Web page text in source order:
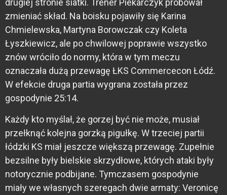
drugiej stronie siatki. Trener Piekarczyk próbował
zmieniać skład. Na boisku pojawiły się Karina
Chmielewska, Martyna Borowczak czy Koleta
Łyszkiewicz, ale po chwilowej poprawie wszystko
znów wróciło do normy, która w tym meczu
oznaczała dużą przewagę ŁKS Commercecon Łódź.
W efekcie druga partia wygrana została przez
gospodynie 25:14.
Każdy kto myślał, że gorzej być nie może, musiał
przełknąć kolejna gorzką pigułkę. W trzeciej partii
łódzki KS miał jeszcze większą przewagę. Zupełnie
bezsilne były bielskie skrzydłowe, których ataki były
notorycznie podbijane. Tymczasem gospodynie
miały we własnych szeregach dwie armaty: Veronicę